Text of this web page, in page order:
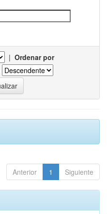
| Ordenar por
Anterior 1 Siguiente